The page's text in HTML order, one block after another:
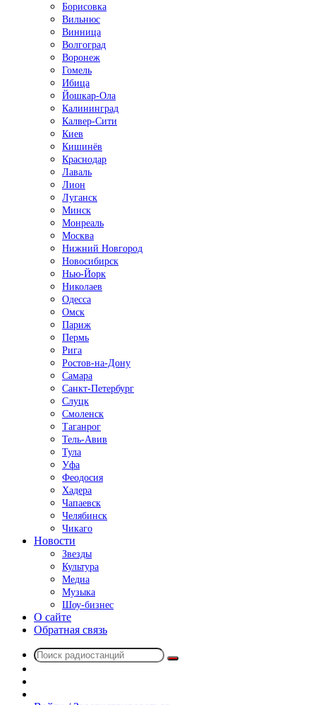
Борисовка
Вильнюс
Винница
Волгоград
Воронеж
Гомель
Ибица
Йошкар-Ола
Калининград
Калвер-Сити
Киев
Кишинёв
Краснодар
Лаваль
Лион
Луганск
Минск
Монреаль
Москва
Нижний Новгород
Новосибирск
Нью-Йорк
Николаев
Одесса
Омск
Париж
Пермь
Рига
Ростов-на-Дону
Самара
Санкт-Петербург
Слуцк
Смоленск
Таганрог
Тель-Авив
Тула
Уфа
Феодосия
Хадера
Чапаевск
Челябинск
Чикаго
Новости
Звезды
Культура
Медиа
Музыка
Шоу-бизнес
О сайте
Обратная связь
Поиск